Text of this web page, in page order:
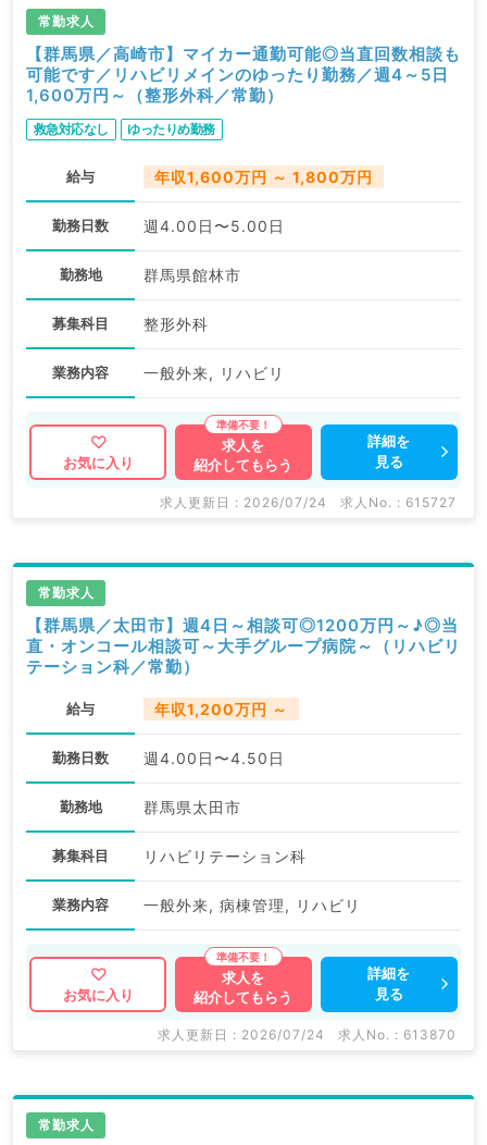
常勤求人
【群馬県／高崎市】マイカー通勤可能◎当直回数相談も
可能です／リハビリメインのゆったり勤務／週4～5日
1,600万円～（整形外科／常勤）
救急対応なし ゆったりめ勤務
給与 年収1,600万円 ～ 1,800万円
勤務日数 週4.00日〜5.00日
勤務地 群馬県館林市
募集科目 整形外科
業務内容 一般外来, リハビリ
お気に入り
求人を
紹介してもらう
詳細を
見る
求人更新日 : 2026/07/24 求人No. : 615727
常勤求人
【群馬県／太田市】週4日～相談可◎1200万円～♪◎当
直・オンコール相談可～大手グループ病院～（リハビリ
テーション科／常勤）
給与 年収1,200万円 ～
勤務日数 週4.00日〜4.50日
勤務地 群馬県太田市
募集科目 リハビリテーション科
業務内容 一般外来, 病棟管理, リハビリ
お気に入り
求人を
紹介してもらう
詳細を
見る
求人更新日 : 2026/07/24 求人No. : 613870
常勤求人